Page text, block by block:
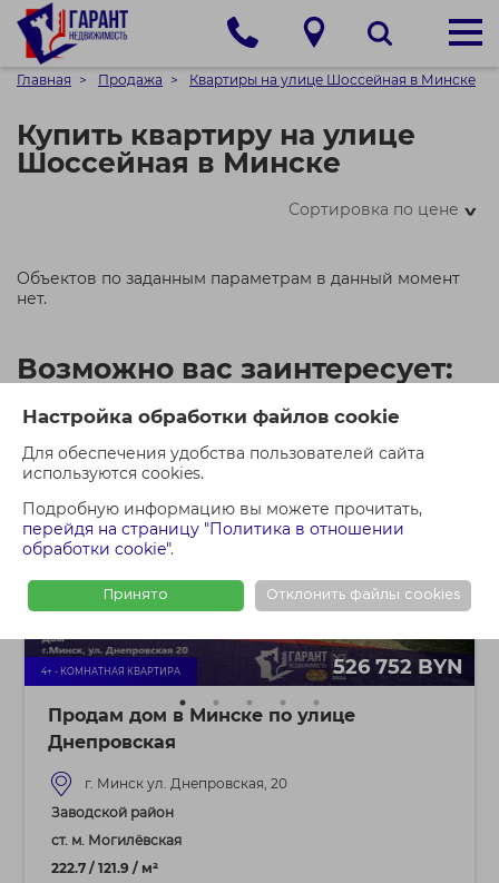
Настройка обработки файлов cookie
Для обеспечения удобства пользователей сайта
используются cookies.
Подробную информацию вы можете прочитать,
перейдя на страницу "Политика в отношении
обработки cookie".
Принято Отклонить файлы cookies
Главная Продажа Квартиры на улице Шоссейная в Минске
Купить квартиру на улице
Шоссейная в Минске
Сортировка по цене>
Объектов по заданным параметрам в данный момент
нет.
Возможно вас заинтересует:
4+ - КОМНАТНАЯ КВАРТИРА 526 752 BYN
Продам дом в Минске по улице
Днепровская
г. Минск ул. Днепровская, 20
Заводской район
ст. м. Могилёвская
222.7 / 121.9 / м²